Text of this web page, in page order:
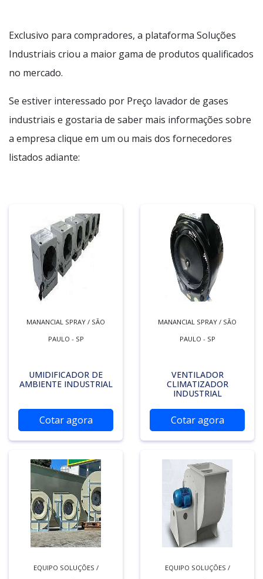
Exclusivo para compradores, a plataforma Soluções
Industriais criou a maior gama de produtos qualificados
no mercado.
Se estiver interessado por Preço lavador de gases
industriais e gostaria de saber mais informações sobre
a empresa clique em um ou mais dos fornecedores
listados adiante:
MANANCIAL SPRAY / SÃO
PAULO - SP
UMIDIFICADOR DE
AMBIENTE INDUSTRIAL
Cotar agora
MANANCIAL SPRAY / SÃO
PAULO - SP
VENTILADOR
CLIMATIZADOR
INDUSTRIAL
Cotar agora
EQUIPO SOLUÇÕES /
EQUIPO SOLUÇÕES /